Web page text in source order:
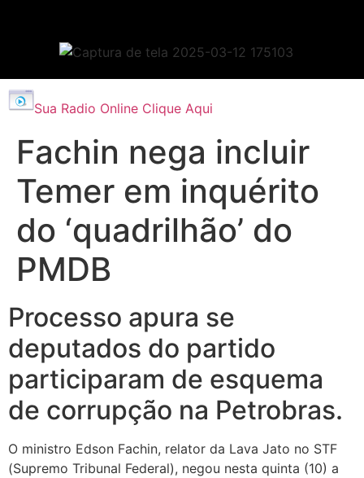
Sua Radio Online Clique Aqui
Fachin nega incluir
Temer em inquérito
do ‘quadrilhão’ do
PMDB
Processo apura se
deputados do partido
participaram de esquema
de corrupção na Petrobras.
O ministro Edson Fachin, relator da Lava Jato no STF
(Supremo Tribunal Federal), negou nesta quinta (10) a